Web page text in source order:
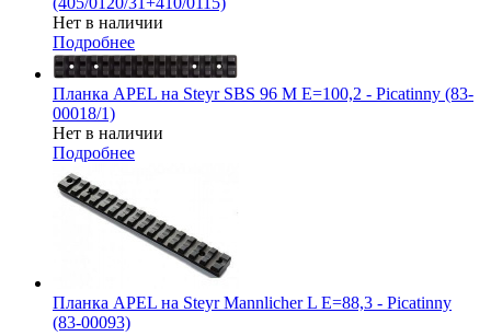
Нет в наличии
Подробнее
Планка APEL на Steyr SBS 96 M E=100,2 - Picatinny (83-
00018/1)
Нет в наличии
Подробнее
Планка APEL на Steyr Mannlicher L E=88,3 - Picatinny
(83-00093)